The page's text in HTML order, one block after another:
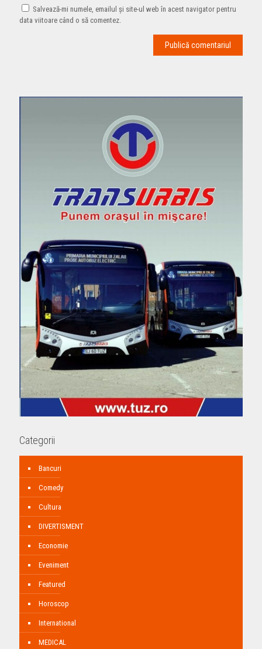
Salvează-mi numele, emailul și site-ul web în acest navigator pentru
data viitoare când o să comentez.
Categorii
Bancuri
Comedy
Cultura
DIVERTISMENT
Economie
Eveniment
Featured
Horoscop
International
MEDICAL